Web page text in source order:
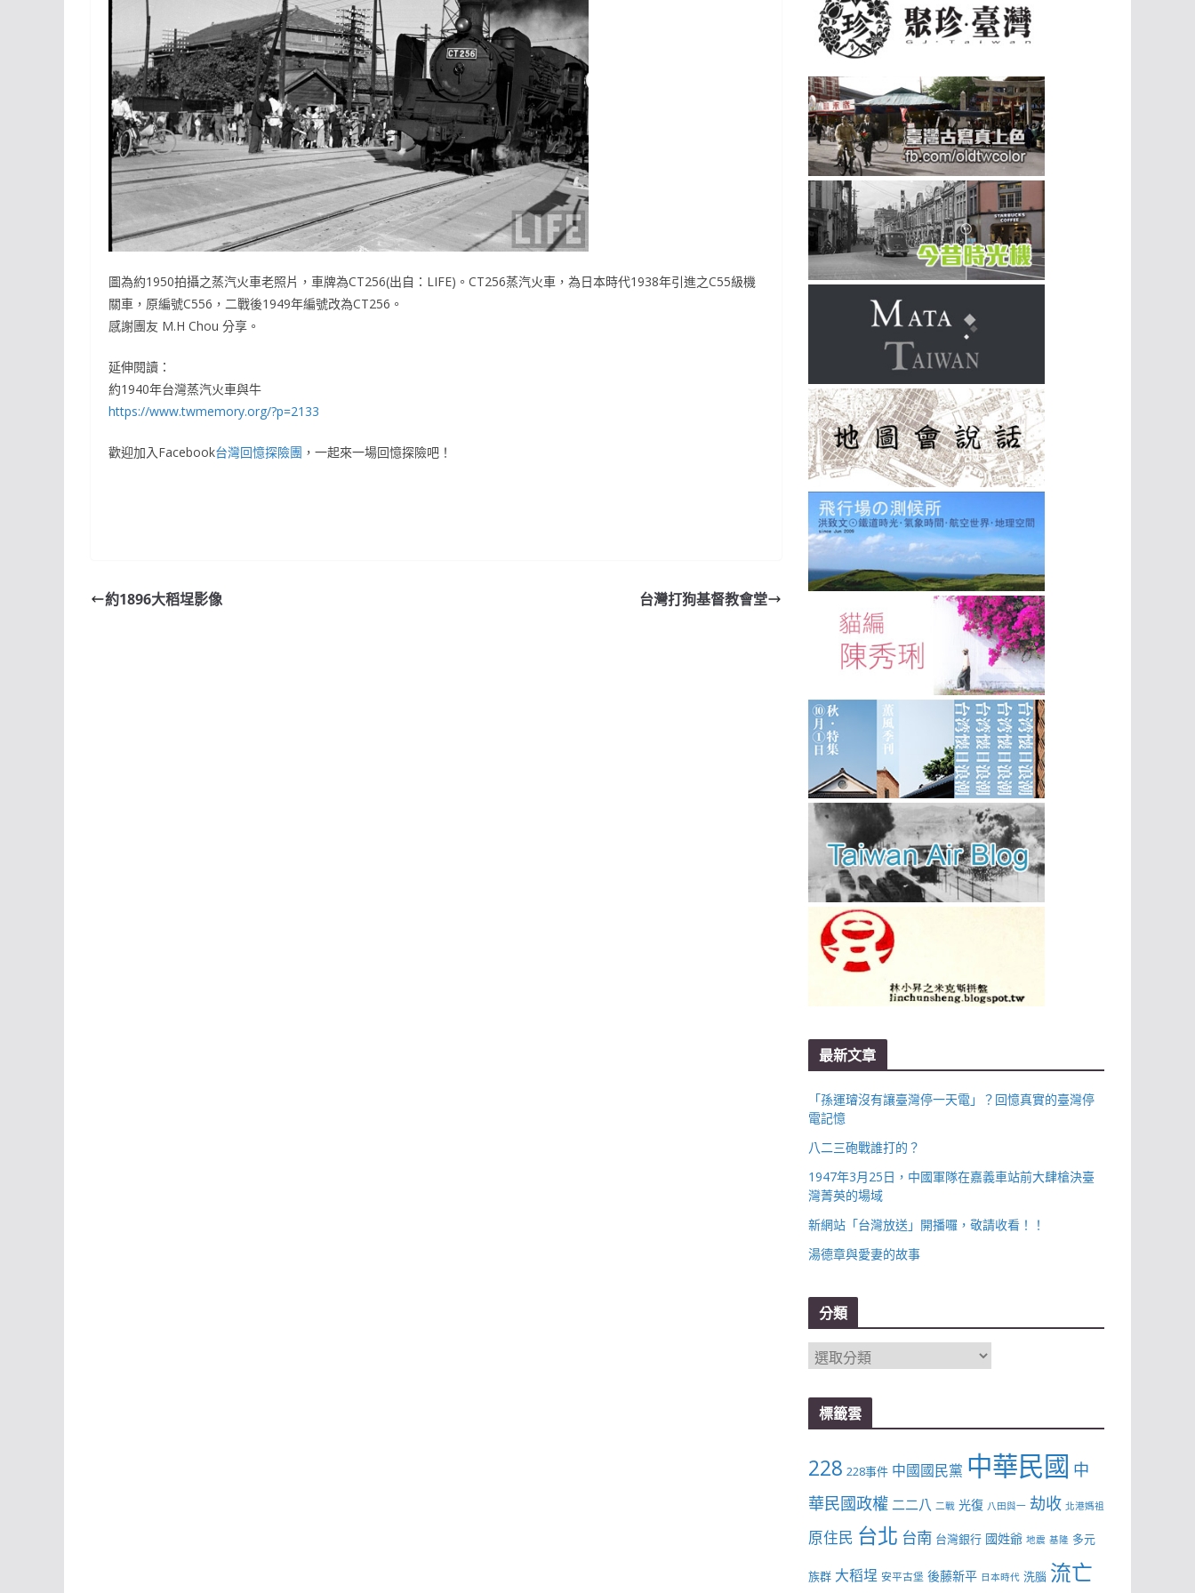
圖為約1950拍攝之蒸汽火車老照片，車牌為CT256(出自：LIFE)。CT256蒸汽火車，為日本時代1938年引進之C55級機
關車，原編號C556，二戰後1949年編號改為CT256。
感謝團友 M.H Chou 分享。
延伸閱讀：
約1940年台灣蒸汽火車與牛
https://www.twmemory.org/?p=2133
歡迎加入Facebook台灣回憶探險團 ，一起來一場回憶探險吧！
約1896大稻埕影像 台灣打狗基督教會堂
最新文章
「孫運璿沒有讓臺灣停一天電」？回憶真實的臺灣停
電記憶
八二三砲戰誰打的？
1947年3月25日，中國軍隊在嘉義車站前大肆槍決臺
灣菁英的場域
新網站「台灣放送」開播囉，敬請收看！！
湯德章與愛妻的故事
分類
分
類
標籤雲
228 228事件 中國國民黨 中華民國 中
華民國政權 二二八 二戰 光復 八田與一 劫收 北港媽祖
原住民 台北 台南 台灣銀行 國姓爺 地震 基隆 多元
族群 大稻埕 安平古堡 後藤新平 日本時代 洗腦 流亡